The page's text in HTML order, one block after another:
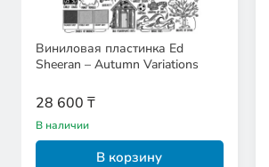
Виниловая пластинка Ed
Sheeran – Autumn Variations
28 600 ₸
В наличии
В корзину